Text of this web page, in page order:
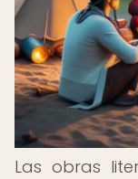
Las obras